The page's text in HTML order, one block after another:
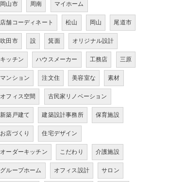
岡山市 周南 マイホーム
店舗コーディネート 松山 岡山 尾道市
吹田市 設 箕面 オリジナル設計
キッチン ハウスメーカー 工務店 三原
マンション 注文住 美容室な 素材
オフィス空間 古民家リノベーション
新築戸建て 建築設計事務所 保育施設
お店づくり 住宅デザイン
オーダーキッチン こだわり 介護施設
グループホーム オフィス設計 サロン